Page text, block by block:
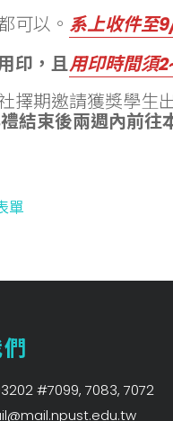
可以。 系上收件至
印，且用印時間須
擇期邀請獲獎學生
結束後兩週內前往
單
#7099, 7083, 7072